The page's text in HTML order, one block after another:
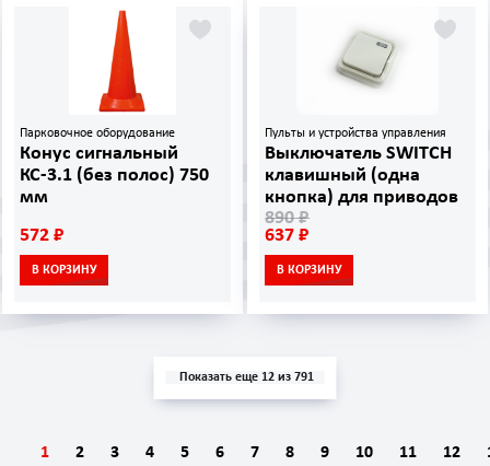
Парковочное оборудование
Конус сигнальный
КС-3.1 (без полос) 750
мм
572 ₽
В КОРЗИНУ
Пульты и устройства управления
Выключатель SWITCH
клавишный (одна
кнопка) для приводов
890 ₽
637 ₽
В КОРЗИНУ
Показать еще 12 из 791
1 2 3 4 5 6 7 8 9 10 11 12